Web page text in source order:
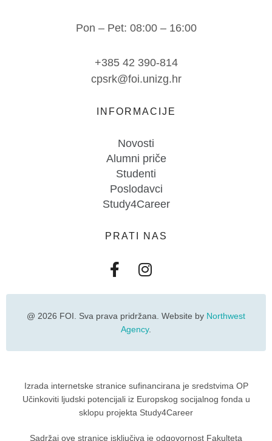
Pon – Pet: 08:00 – 16:00
+385 42 390-814
cpsrk@foi.unizg.hr
INFORMACIJE
Novosti
Alumni priče
Studenti
Poslodavci
Study4Career
PRATI NAS
@ 2026 FOI. Sva prava pridržana. Website by Northwest
Agency.
Izrada internetske stranice sufinancirana je sredstvima OP
Učinkoviti ljudski potencijali iz Europskog socijalnog fonda u
sklopu projekta Study4Career
Sadržaj ove stranice isključiva je odgovornost Fakulteta